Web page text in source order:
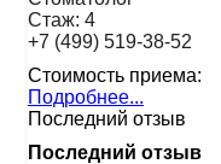
Стаж: 4
+7 (499) 519-38-52
Стоимость приема:
Подробнее...
Последний отзыв
Последний отзыв